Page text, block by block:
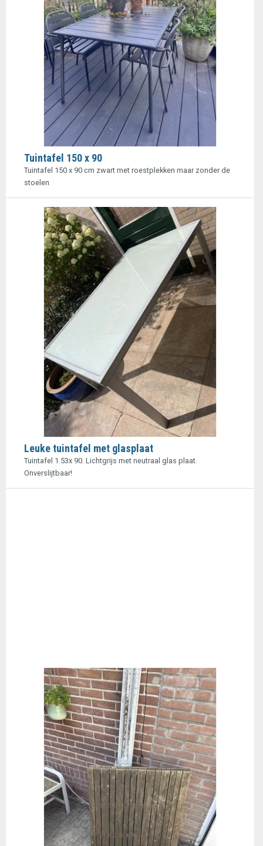
Tuintafel 150 x 90
Tuintafel 150 x 90 cm zwart met roestplekken maar zonder de
stoelen
Leuke tuintafel met glasplaat
Tuintafel 1.53x 90. Lichtgrijs met neutraal glas plaat.
Onverslijtbaar!